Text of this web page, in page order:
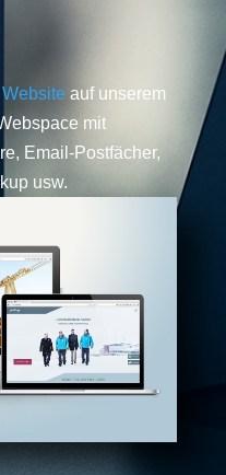
Website auf unserem
mit
Email-Postfächer,
usw.